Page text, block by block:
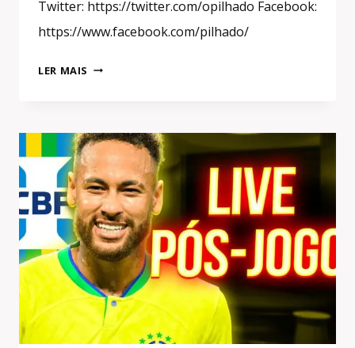
Twitter: https://twitter.com/opilhado Facebook:
https://www.facebook.com/pilhado/
LER MAIS CASAGRANDE
COPA
E
FOI
HUMILHADO
POR
ÍDOLOS
DA
SELEÇÃO!